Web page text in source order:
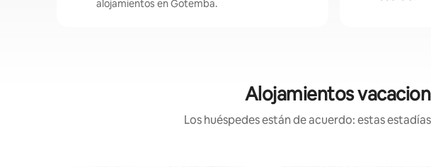
alojamientos en Gotemba.
Alojamientos
Los huéspedes están de acuerdo: estas